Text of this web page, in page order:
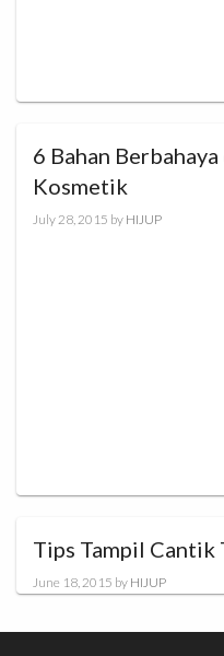
6 Bahan
Kosmetik
July 28, 2015 by HIJUP
Tips Tampil Cantik
June 18, 2015 by HIJUP